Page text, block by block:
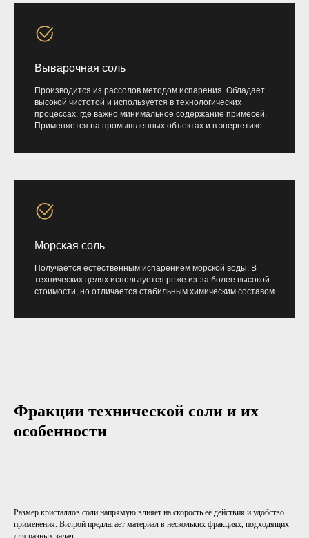
Выварочная соль
Производится из рассолов методом испарения. Обладает
высокой чистотой и используется в технологических
процессах, где важно минимальное содержание примесей.
Применяется на промышленных объектах и в энергетике
Морская соль
Получается естественным испарением морской воды. В
технических целях используется реже из-за более высокой
стоимости, но отличается стабильным химическим составом
Фракции технической соли и их
особенности
Размер кристаллов соли напрямую влияет на скорость её действия и удобство
применения. Вилрой предлагает материал в нескольких фракциях, подходящих
для разных задач